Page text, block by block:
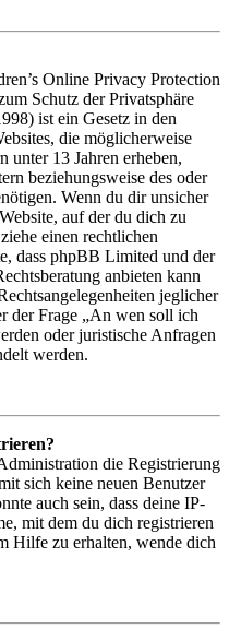
Online Privacy Protection
Schutz der Privatsphäre
ist ein Gesetz in den
die möglicherweise
unter 13 Jahren erheben,
beziehungsweise des oder
Wenn du dir unsicher
auf der du dich zu
einen rechtlichen
dass phpBB Limited und der
anbieten kann
jeglicher
der Frage „An wen soll ich
oder juristische Anfragen
werden.
die Registrierung
sich keine neuen Benutzer
auch sein, dass deine IP-
mit dem du dich registrieren
Hilfe zu erhalten, wende dich